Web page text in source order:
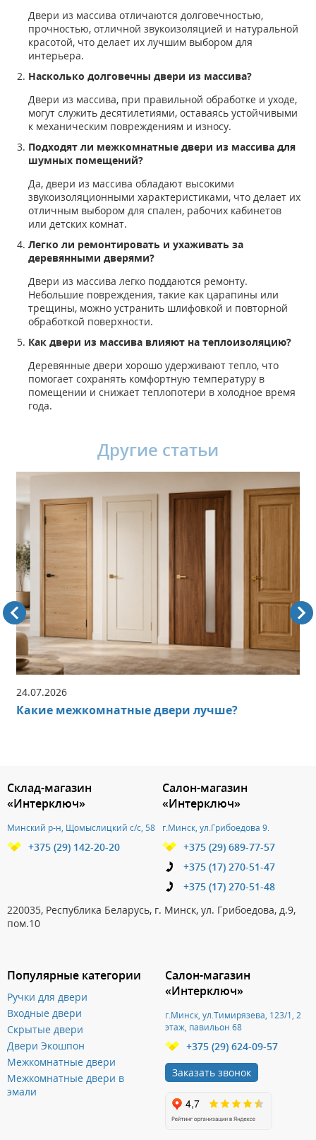
Двери из массива отличаются долговечностью,
прочностью, отличной звукоизоляцией и натуральной
красотой, что делает их лучшим выбором для
интерьера.
Насколько долговечны двери из массива?
Двери из массива, при правильной обработке и уходе,
могут служить десятилетиями, оставаясь устойчивыми
к механическим повреждениям и износу.
Подходят ли межкомнатные двери из массива для
шумных помещений?
Да, двери из массива обладают высокими
звукоизоляционными характеристиками, что делает их
отличным выбором для спален, рабочих кабинетов
или детских комнат.
Легко ли ремонтировать и ухаживать за
деревянными дверями?
Двери из массива легко поддаются ремонту.
Небольшие повреждения, такие как царапины или
трещины, можно устранить шлифовкой и повторной
обработкой поверхности.
Как двери из массива влияют на теплоизоляцию?
Деревянные двери хорошо удерживают тепло, что
помогает сохранять комфортную температуру в
помещении и снижает теплопотери в холодное время
года.
Другие статьи
24.07.2026
Какие межкомнатные двери лучше?
Популярные категории
Ручки для двери
Входные двери
Скрытые двери
Двери Экошпон
Межкомнатные двери
Межкомнатные двери в
эмали
Склад-магазин
«Интерключ»
Минский р-н, Щомыслицкий с/с, 58
+375 (29) 142-20-20
Салон-магазин
«Интерключ»
г.Минск, ул.Грибоедова 9.
+375 (29) 689-77-57
+375 (17) 270-51-47
+375 (17) 270-51-48
220035, Республика Беларусь, г. Минск, ул. Грибоедова, д.9,
пом.10
Салон-магазин
«Интерключ»
г.Минск, ул.Тимирязева, 123/1, 2
этаж, павильон 68
+375 (29) 624-09-57
Заказать звонок